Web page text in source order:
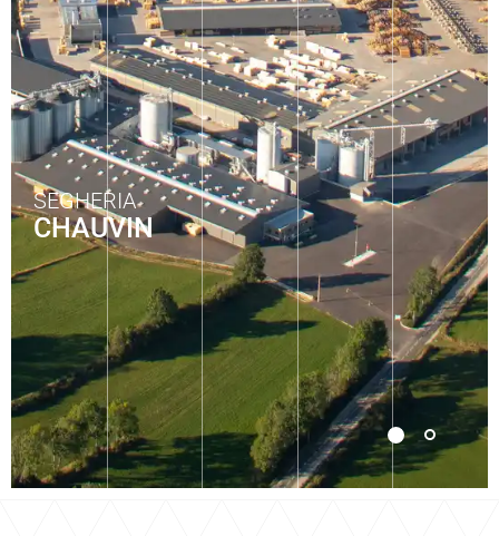
SEGHERIA
CHAUVIN